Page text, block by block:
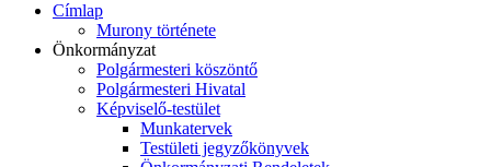
Címlap
Murony története
Önkormányzat
Polgármesteri köszöntő
Polgármesteri Hivatal
Képviselő-testület
Munkatervek
Testületi jegyzőkönyvek